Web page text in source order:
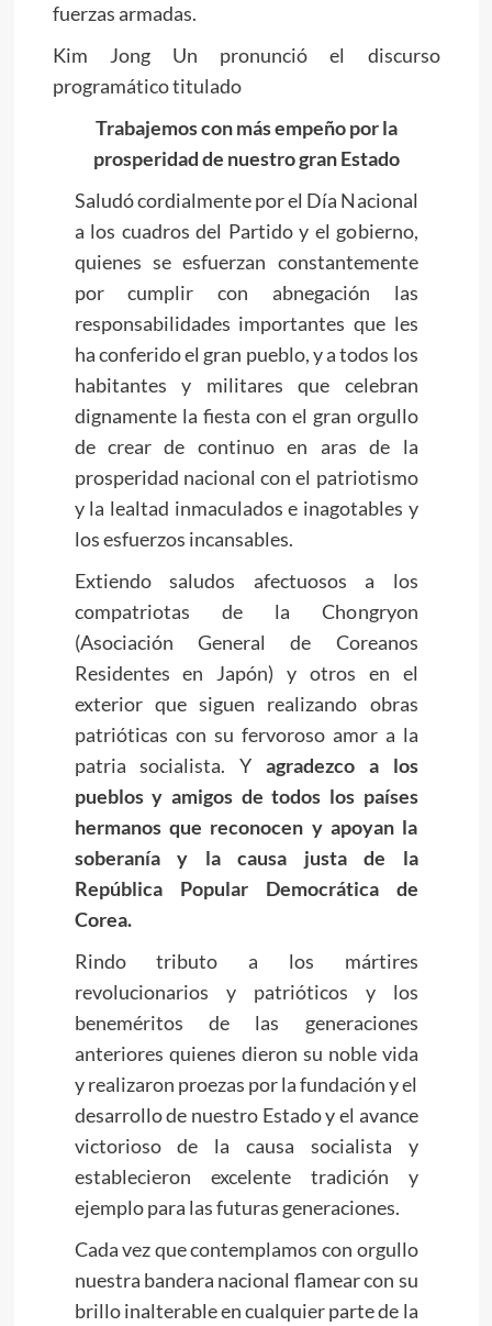
fuerzas armadas.
Kim Jong Un pronunció el discurso
programático titulado
Trabajemos con más empeño por la
prosperidad de nuestro gran Estado
Saludó cordialmente por el Día Nacional
a los cuadros del Partido y el gobierno,
quienes se esfuerzan constantemente
por cumplir con abnegación las
responsabilidades importantes que les
ha conferido el gran pueblo, y a todos los
habitantes y militares que celebran
dignamente la fiesta con el gran orgullo
de crear de continuo en aras de la
prosperidad nacional con el patriotismo
y la lealtad inmaculados e inagotables y
los esfuerzos incansables.
Extiendo saludos afectuosos a los
compatriotas de la Chongryon
(Asociación General de Coreanos
Residentes en Japón) y otros en el
exterior que siguen realizando obras
patrióticas con su fervoroso amor a la
patria socialista. Y agradezco a los
pueblos y amigos de todos los países
hermanos que reconocen y apoyan la
soberanía y la causa justa de la
República Popular Democrática de
Corea.
Rindo tributo a los mártires
revolucionarios y patrióticos y los
beneméritos de las generaciones
anteriores quienes dieron su noble vida
y realizaron proezas por la fundación y el
desarrollo de nuestro Estado y el avance
victorioso de la causa socialista y
establecieron excelente tradición y
ejemplo para las futuras generaciones.
Cada vez que contemplamos con orgullo
nuestra bandera nacional flamear con su
brillo inalterable en cualquier parte de la